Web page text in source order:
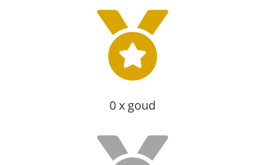
0 x goud